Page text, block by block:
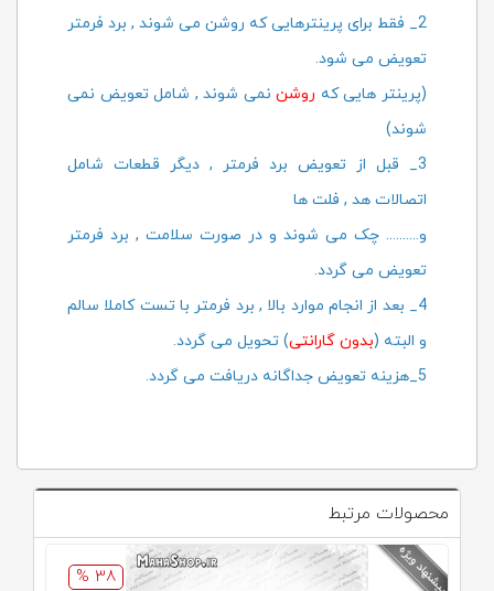
2_ فقط برای پرینترهایی که روشن می شوند , برد فرمتر
تعویض می شود.
(پرینتر هایی که روشننمی شوند , شامل تعویض نمی
شوند)
3_ قبل از تعویض برد فرمتر , دیگر قطعات شامل
اتصالات هد , فلت ها
و.......... چک می شوند و در صورت سلامت , برد فرمتر
تعویض می گردد.
4_ بعد از انجام موارد بالا , برد فرمتر با تست کاملا سالم
و البته (بدون گارانتی) تحویل می گردد.
5_هزینه تعویض جداگانه دریافت می گردد.
محصولات مرتبط
38 %